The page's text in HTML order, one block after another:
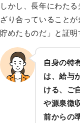
しかし、長年にわた
ざり合っていること
貯めたものだ」と証明
自身の特
は、給与
ける、ご
や源泉徴
前からの